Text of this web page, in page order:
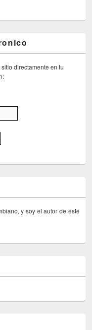
directamente en tu
y soy el autor de este